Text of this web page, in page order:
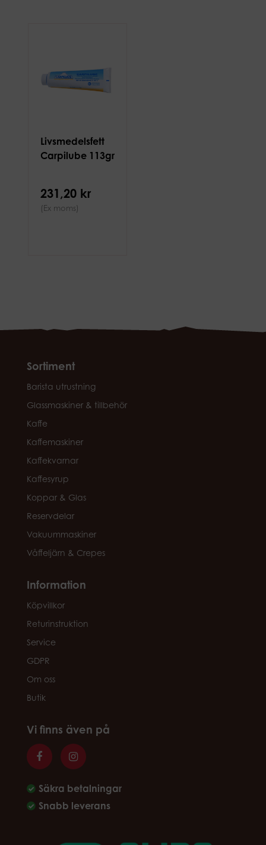
Livsmedelsfett
Carpilube 113gr
231,20 kr
(Ex moms)
Sortiment
Barista utrustning
Glassmaskiner & tillbehör
Kaffe
Kaffemaskiner
Kaffekvarnar
Kaffesyrup
Koppar & Glas
Reservdelar
Vakuummaskiner
Våffeljärn & Crepes
Information
Köpvillkor
Returinstruktion
Service
GDPR
Om oss
Butik
Vi finns även på
Säkra betalningar
Snabb leverans